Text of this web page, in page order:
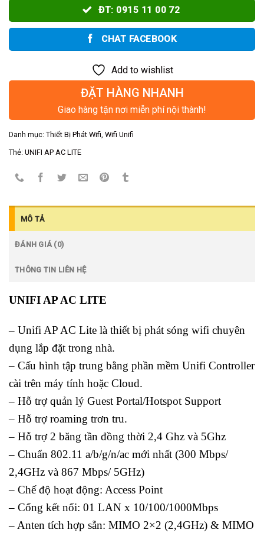
ĐT: 0915 11 00 72
CHAT FACEBOOK
Add to wishlist
ĐẶT HÀNG NHANH
Giao hàng tận nơi miễn phí nội thành!
Danh mục: Thiết Bị Phát Wifi Wifi Unifi
Thẻ: UNIFI AP AC LITE
MÔ TẢ
ĐÁNH GIÁ (0)
THÔNG TIN LIÊN HỆ
UNIFI AP AC LITE
– Unifi AP AC Lite là thiết bị phát sóng wifi chuyên
dụng lắp đặt trong nhà.
– Cấu hình tập trung bằng phần mềm Unifi Controller
cài trên máy tính hoặc Cloud.
– Hỗ trợ quản lý Guest Portal/Hotspot Support
– Hỗ trợ roaming trơn tru.
– Hỗ trợ 2 băng tần đồng thời 2,4 Ghz và 5Ghz
– Chuẩn 802.11 a/b/g/n/ac mới nhất (300 Mbps/
2,4GHz và 867 Mbps/ 5GHz)
– Chế độ hoạt động: Access Point
– Cổng kết nối: 01 LAN x 10/100/1000Mbps
– Anten tích hợp sẵn: MIMO 2×2 (2,4GHz) & MIMO